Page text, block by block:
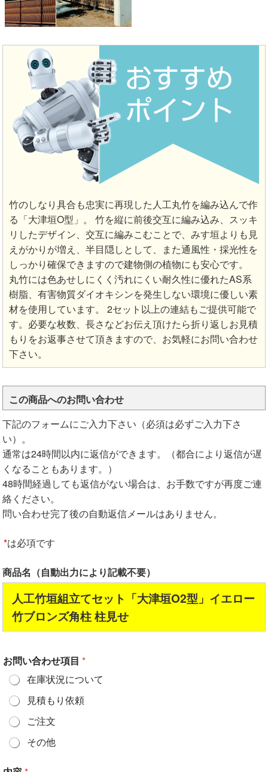
竹のしなり具合も忠実に再現した人工丸竹を編み込んで作
る「大津垣O型」。 竹を縦に前後交互に編み込み、スッキ
リしたデザイン、交互に編みこむことで、みす垣よりも見
えがかりが増え、半目隠しとして、また通風性・採光性を
しっかり確保できますので建物側の植物にも安心です。
丸竹には色あせしにくく汚れにくい耐久性に優れたAS系
樹脂、有害物質ダイオキシンを発生しない環境に優しい素
材を使用しています。 2セット以上の連結もご提供可能で
す。必要な枚数、長さなどお伝え頂けたら折り返しお見積
もりをお返事させて頂きますので、お気軽にお問い合わせ
下さい。
この商品へのお問い合わせ
下記のフォームにご入力下さい（必須は必ずご入力下さ
い）。
通常は24時間以内に返信ができます。（都合により返信が遅
くなることもあります。）
48時間経過しても返信がない場合は、お手数ですが再度ご連
絡ください。
問い合わせ完了後の自動返信メールはありません。
*は必項です
商品名（自動出力により記載不要）
人工竹垣組立てセット「大津垣O2型」イエロー
竹ブロンズ角柱 柱見せ
お問い合わせ項目 *
在庫状況について
見積もり依頼
ご注文
その他